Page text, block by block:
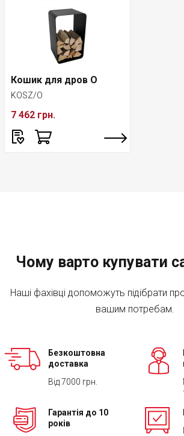
Кошик для дров O
KOSZ/O
7 462 грн.
Чому варто купувати
Наші фахівці допоможуть підібрати
вашим потребам.
Безкоштовна
доставка
Від 7000 грн.
Гарантія до 10
років